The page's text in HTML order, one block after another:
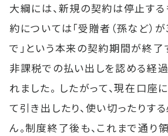
大綱には、新規の契約は停止する
約については「受贈者（孫など）
で」という本来の契約期間が終了
非課税での払い出しを認める経
れました。 したがって、現在口座
て引き出したり、使い切ったりす
ん。制度終了後も、これまで通り